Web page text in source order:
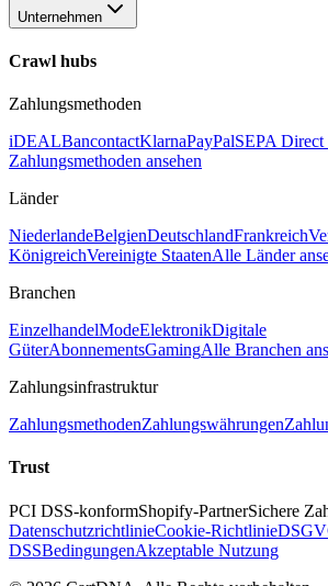
Unternehmen
Crawl hubs
Zahlungsmethoden
iDEALBancontactKlarnaPayPalSEPA
Zahlungsmethoden ansehen
Länder
NiederlandeBelgienDeutschlandFrankreich
KönigreichVereinigte StaatenAlle Länder
Branchen
EinzelhandelModeElektronikDigitale
GüterAbonnementsGamingAlle Branchen
Zahlungsinfrastruktur
ZahlungsmethodenZahlungswährungen
Trust
PCI DSS-konformShopify-PartnerSichere
DatenschutzrichtlinieCookie-Richtlinie
DSSBedingungenAkzeptable Nutzung